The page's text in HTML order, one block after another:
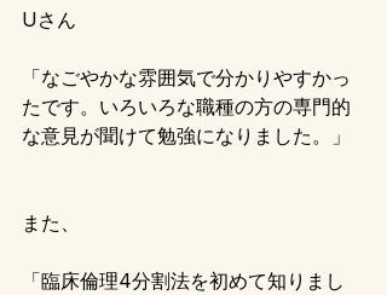
Uさん
「なごやかな雰囲気で分かりやすかっ
たです。いろいろな職種の方の専門的
な意見が聞けて勉強になりました。」
また、
「臨床倫理4分割法を初めて知りまし